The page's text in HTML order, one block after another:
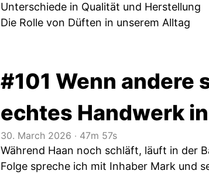
Unterschiede in Qualität und Herstellung
Die Rolle von Düften in unserem Alltag
#101 Wenn andere
echtes Handwerk
30. March 2026 ‧ 47m 57s
Während Haan noch schläft, läuft in der
Folge spreche ich mit Inhaber Mark und